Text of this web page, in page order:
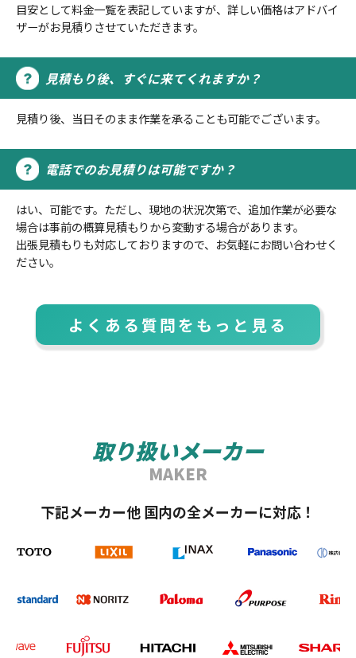
目安として料金一覧を表記していますが、詳しい価格はアドバイ
ザーがお見積りさせていただきます。
見積もり後、すぐに来てくれますか？
見積り後、当日そのまま作業を承ることも可能でございます。
電話でのお見積りは可能ですか？
はい、可能です。ただし、現地の状況次第で、追加作業が必要な
場合は事前の概算見積もりから変動する場合があります。
出張見積もりも対応しておりますので、お気軽にお問い合わせく
ださい。
よくある質問をもっと見る
取り扱いメーカー
MAKER
下記メーカー他 国内の全メーカーに対応！